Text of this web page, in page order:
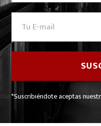
*Suscribiéndote aceptas